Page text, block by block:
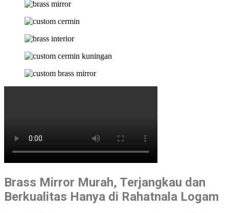
Brass Mirror Murah, Terjangkau dan
Berkualitas Hanya di Rahatnala Logam